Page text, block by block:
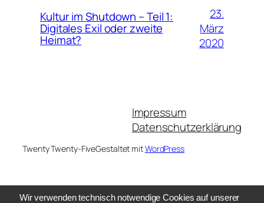
Kultur im Shutdown – Teil 1:
Digitales Exil oder zweite
Heimat?
23.
März
2020
Impressum
Datenschutzerklärung
Twenty Twenty-FiveGestaltet mitWordPress
Wir verwenden technisch notwendige Cookies auf unserer